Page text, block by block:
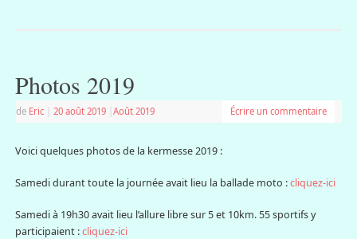
Photos 2019
de Eric 20 août 2019 Août 2019 Écrire un commentaire
Voici quelques photos de la kermesse 2019 :
Samedi durant toute la journée avait lieu la ballade moto :cliquez-ici
Samedi à 19h30 avait lieu l’allure libre sur 5 et 10km. 55 sportifs y
participaient :cliquez-ici